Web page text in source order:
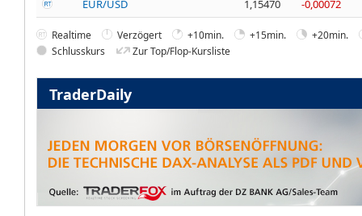
EUR/USD
1,15470 -0,00072
Realtime Verzögert +10min. +15min.
+20min.
Schlusskurs
Zur Top/Flop-Kursliste
TraderDaily